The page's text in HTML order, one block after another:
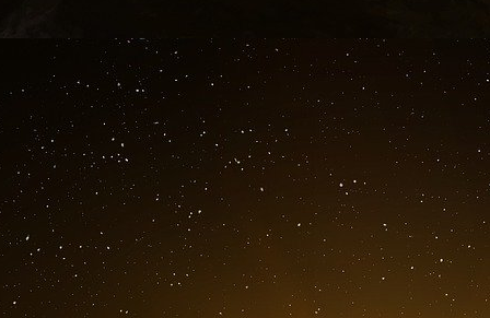
On a aussi le « club Hippocrate », qui
semaines, Gérard Bapt (PS) et Jean-Pierre
Françoise, à côté de l’Assemblée nationale,
santé. La Générale de santé, Malakoff
question « Traiter les maladies ou soigner les
Et sans oublier les laboratoires qui sont
Galien :
«Nous sommes fiers d’avoir obtenu ce prix
formidable espoir qu’apportent les CAR T
La mise à disposition de cette innovation est